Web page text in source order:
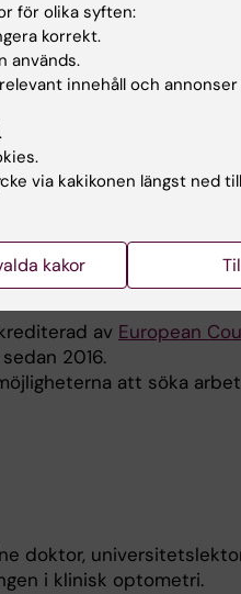
i
utbildning kommer
Andelen äldre i
också behovet av vård
underutnyttjas den
har och jag är
De kommer att spela
långsiktigt hållbar
av European
2016.
att söka
doktor,
i klinisk optometri.
för olika syften:
korrekt.
används.
innehåll och
via kakikonen längst ned
kakor